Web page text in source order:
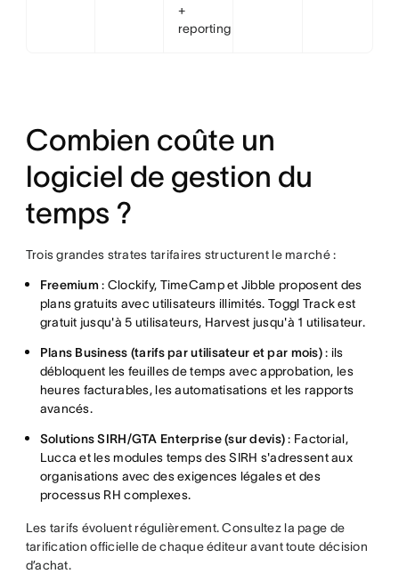
+
reporting
Combien coûte un
logiciel de gestion du
temps ?
Trois grandes strates tarifaires structurent le marché :
Freemium : Clockify, TimeCamp et Jibble proposent des
plans gratuits avec utilisateurs illimités. Toggl Track est
gratuit jusqu'à 5 utilisateurs, Harvest jusqu'à 1 utilisateur.
Plans Business (tarifs par utilisateur et par mois): ils
débloquent les feuilles de temps avec approbation, les
heures facturables, les automatisations et les rapports
avancés.
Solutions SIRH/GTA Enterprise (sur devis): Factorial,
Lucca et les modules temps des SIRH s'adressent aux
organisations avec des exigences légales et des
processus RH complexes.
Les tarifs évoluent régulièrement. Consultez la page de
tarification officielle de chaque éditeur avant toute décision
d’achat.